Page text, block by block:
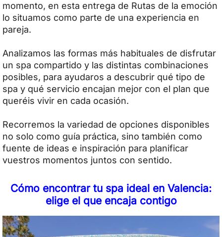
momento, en esta entrega de Rutas de la emoción
lo situamos como parte de una experiencia en
pareja.
Analizamos las formas más habituales de disfrutar
un spa compartido y las distintas combinaciones
posibles, para ayudaros a descubrir qué tipo de
spa y qué servicio encajan mejor con el plan que
queréis vivir en cada ocasión.
Recorremos la variedad de opciones disponibles
no solo como guía práctica, sino también como
fuente de ideas e inspiración para planificar
vuestros momentos juntos con sentido.
Cómo encontrar tu spa ideal en Valencia:
elige el que encaja contigo